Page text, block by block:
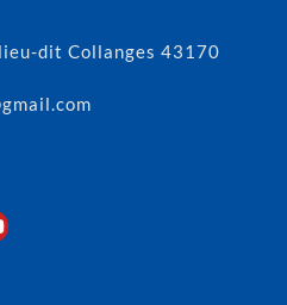
dit Collanges 43170